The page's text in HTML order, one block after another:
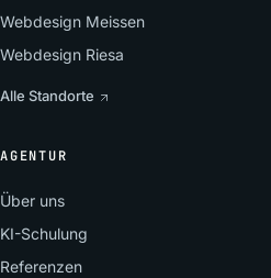
Webdesign Meissen
Webdesign Riesa
Alle Standorte
AGENTUR
Über uns
KI-Schulung
Referenzen